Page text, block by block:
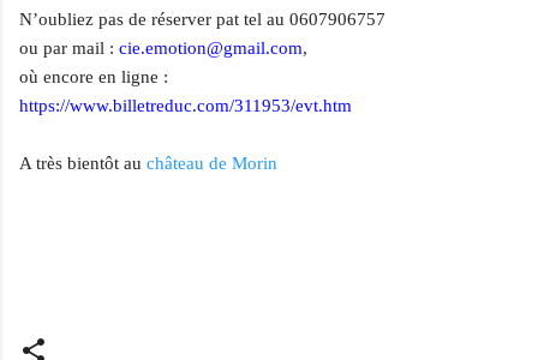
N’oubliez pas de réserver pat tel au 0607906757
ou par mail : cie.emotion@gmail.com,
où encore en ligne :
https://www.billetreduc.com/311953/evt.htm
A très bientôt au château de Morin